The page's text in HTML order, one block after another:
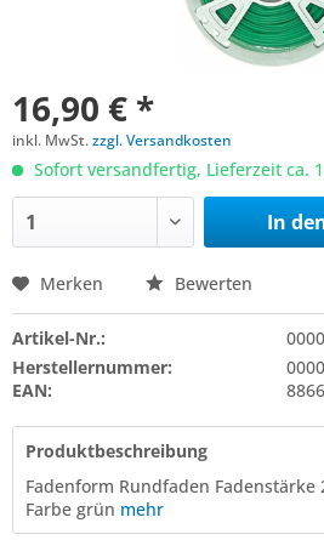
16,90 € *
inkl. MwSt.zzgl. Versandkosten
Sofort versandfertig, Lieferzeit ca.
In
Merken Bewerten
Artikel-Nr.:
Herstellernummer:
EAN:
Produktbeschreibung
Fadenform Rundfaden Fadenstärke
Farbe grün mehr